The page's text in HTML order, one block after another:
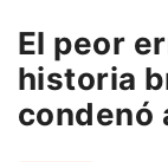
El peor
historia
condenó